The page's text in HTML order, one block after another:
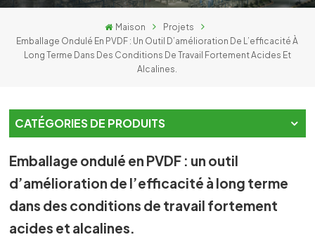
국의
Maison
Projets
Emballage Ondulé En PVDF : Un Outil D’amélioration De L’efficacité À
Long Terme Dans Des Conditions De Travail Fortement Acides Et
Alcalines.
CATÉGORIES DE PRODUITS
Emballage ondulé en PVDF : un outil
d’amélioration de l’efficacité à long terme
dans des conditions de travail fortement
acides et alcalines.